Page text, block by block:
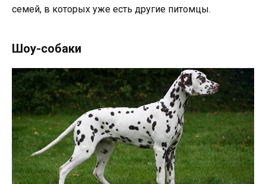
семей, в которых уже есть другие питомцы.
Шоу-собаки